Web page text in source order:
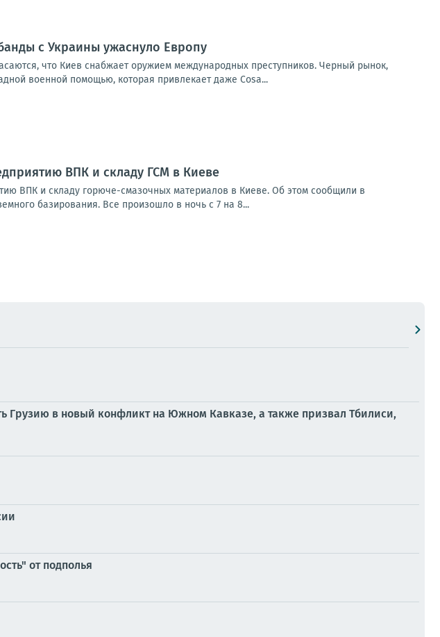
с Украины ужаснуло Европу
что Киев снабжает оружием международных преступников. Черный рынок,
военной помощью, которая привлекает даже Cosa...
ВПК и складу ГСМ в Киеве
ВПК и складу горюче-смазочных материалов в Киеве. Об этом сообщили в
базирования. Все произошло в ночь с 7 на 8...
Грузию в новый конфликт на Южном Кавказе, а также призвал Тбилиси,
от подполья